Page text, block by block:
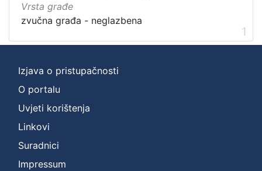
Vrsta građe
zvučna građa - neglazbena
1
Izjava o pristupačnosti
O portalu
Uvjeti korištenja
Linkovi
Suradnici
Impressum